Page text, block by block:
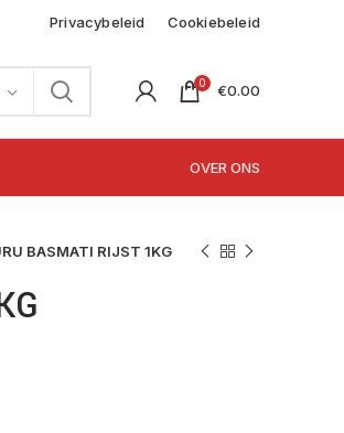
Privacybeleid Cookiebeleid
0 €0.00
OVER ONS
BASMATI RIJST 1KG